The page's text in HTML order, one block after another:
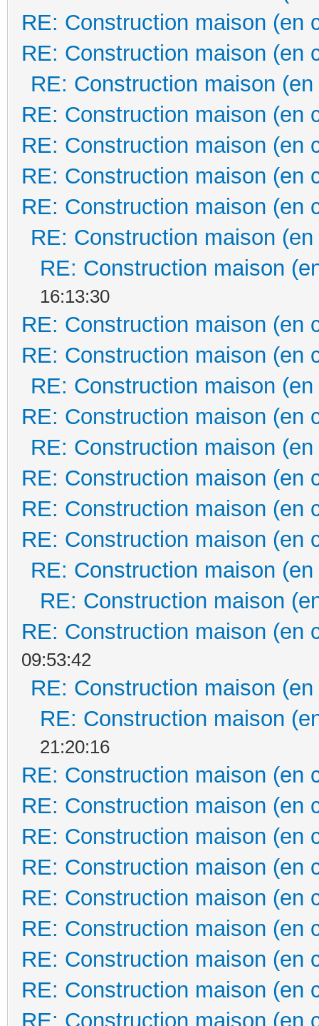
RE: Construction maison (en
RE: Construction maison (en
RE: Construction maison
RE: Construction maison (en
RE: Construction maison (en
RE: Construction maison (en
RE: Construction maison (en
RE: Construction maison
RE: Construction maison
16:13:30
RE: Construction maison (en
RE: Construction maison (en
RE: Construction maison
RE: Construction maison (en
RE: Construction maison
RE: Construction maison (en
RE: Construction maison (en
RE: Construction maison (en
RE: Construction maison
RE: Construction maison
RE: Construction maison (en
09:53:42
RE: Construction maison
RE: Construction maison
21:20:16
RE: Construction maison (en
RE: Construction maison (en
RE: Construction maison (en
RE: Construction maison (en
RE: Construction maison (en
RE: Construction maison (en
RE: Construction maison (en
RE: Construction maison (en
RE: Construction maison (en